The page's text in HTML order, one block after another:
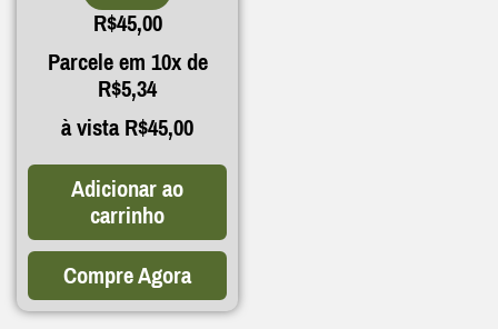
R$45,00
Parcele em 10x de
R$5,34
à vistaR$45,00
Adicionar ao
carrinho
Compre Agora